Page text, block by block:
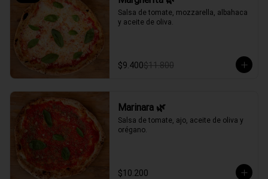
Salsa de tomate, mozzarella, albahaca
y aceite de oliva.
$9.400$11.800
Marinara 🌿
Salsa de tomate, ajo, aceite de oliva y
orégano.
$10.200